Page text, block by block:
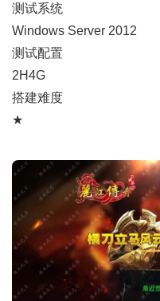
测试系统
Windows Server 2012
测试配置
2H4G
搭建难度
★